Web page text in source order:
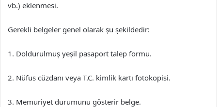
vb.) eklenmesi.
Gerekli belgeler genel olarak şu şekildedir:
1. Doldurulmuş yeşil pasaport talep formu.
2. Nüfus cüzdanı veya T.C. kimlik kartı fotokopisi.
3. Memuriyet durumunu gösterir belge.